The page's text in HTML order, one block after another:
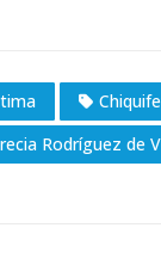
Rodríguez de